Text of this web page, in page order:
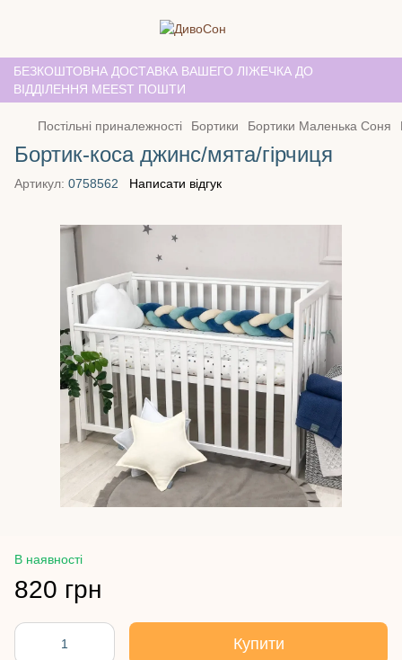
БЕЗКОШТОВНА ДОСТАВКА ВАШЕГО ЛІЖЕЧКА ДО
ВІДДІЛЕННЯ MEEST ПОШТИ
Постільні приналежності Бортики Бортики Маленька Соня
Бортик-коса джинс/мята/гірчиця
Артикул: 0758562 Написати відгук
В наявності
820 грн
Купити